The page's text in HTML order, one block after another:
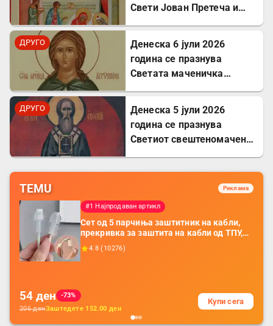
Свети Јован Претеча и
ДРУГО
Денеска 6 јули 2026
година се празнува
Светата маченичка
ДРУГО
Денеска 5 јули 2026
година се празнува
Светиот свештеномаченик
TEMU Реклама
#1 Најпродаван артикл
Сет од 5 парчиња заштитник на кабли,
прекривка за заштита на кабли од ТПУ,
додатоци за заштита на кабли, без
батерија, за мобилни телефони, комплет
4.8 (10276)
54 ден
-73%
206денЗаштедете 152.00 ден
Купи сега